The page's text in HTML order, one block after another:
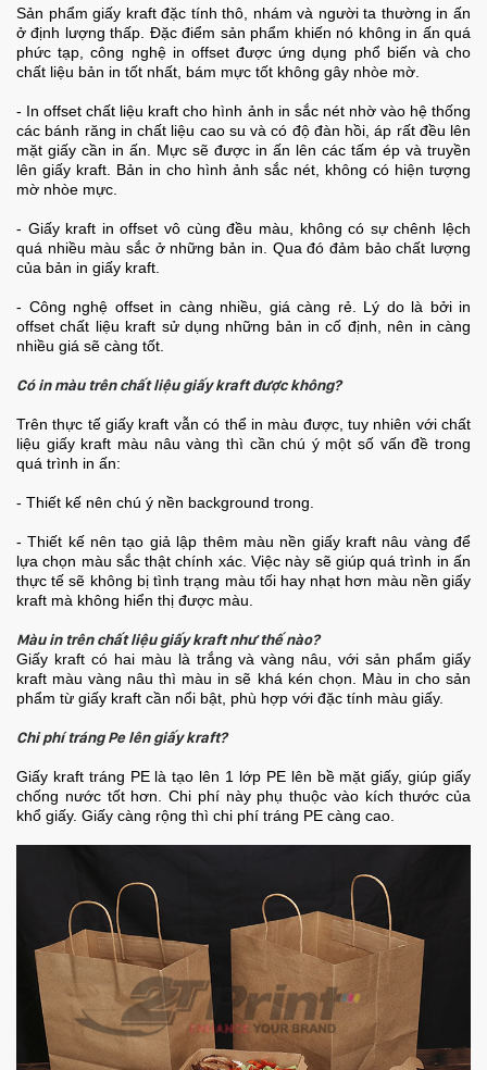
Sản phẩm giấy kraft đặc tính thô, nhám và người ta thường in ấn
ở định lượng thấp. Đặc điểm sản phẩm khiến nó không in ấn quá
phức tạp, công nghệ in offset được ứng dụng phổ biến và cho
chất liệu bản in tốt nhất, bám mực tốt không gây nhòe mờ.
- In offset chất liệu kraft cho hình ảnh in sắc nét nhờ vào hệ thống
các bánh răng in chất liệu cao su và có độ đàn hồi, áp rất đều lên
mặt giấy cần in ấn. Mực sẽ được in ấn lên các tấm ép và truyền
lên giấy kraft. Bản in cho hình ảnh sắc nét, không có hiện tượng
mờ nhòe mực.
- Giấy kraft in offset vô cùng đều màu, không có sự chênh lệch
quá nhiều màu sắc ở những bản in. Qua đó đảm bảo chất lượng
của bản in giấy kraft.
- Công nghệ offset in càng nhiều, giá càng rẻ. Lý do là bởi in
offset chất liệu kraft sử dụng những bản in cố định, nên in càng
nhiều giá sẽ càng tốt.
Có in màu trên chất liệu giấy kraft được không?
Trên thực tế giấy kraft vẫn có thể in màu được, tuy nhiên với chất
liệu giấy kraft màu nâu vàng thì cần chú ý một số vấn đề trong
quá trình in ấn:
- Thiết kế nên chú ý nền background trong.
- Thiết kế nên tạo giả lập thêm màu nền giấy kraft nâu vàng để
lựa chọn màu sắc thật chính xác. Việc này sẽ giúp quá trình in ấn
thực tế sẽ không bị tình trạng màu tối hay nhạt hơn màu nền giấy
kraft mà không hiển thị được màu.
Màu in trên chất liệu giấy kraft như thế nào?
Giấy kraft có hai màu là trắng và vàng nâu, với sản phẩm giấy
kraft màu vàng nâu thì màu in sẽ khá kén chọn. Màu in cho sản
phẩm từ giấy kraft cần nổi bật, phù hợp với đặc tính màu giấy.
Chi phí tráng Pe lên giấy kraft?
Giấy kraft tráng PE là tạo lên 1 lớp PE lên bề mặt giấy, giúp giấy
chống nước tốt hơn. Chi phí này phụ thuộc vào kích thước của
khổ giấy. Giấy càng rộng thì chi phí tráng PE càng cao.